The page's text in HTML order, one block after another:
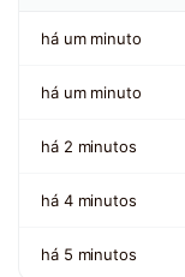
há um minuto
há um minuto
há 2 minutos
há 4 minutos
há 5 minutos